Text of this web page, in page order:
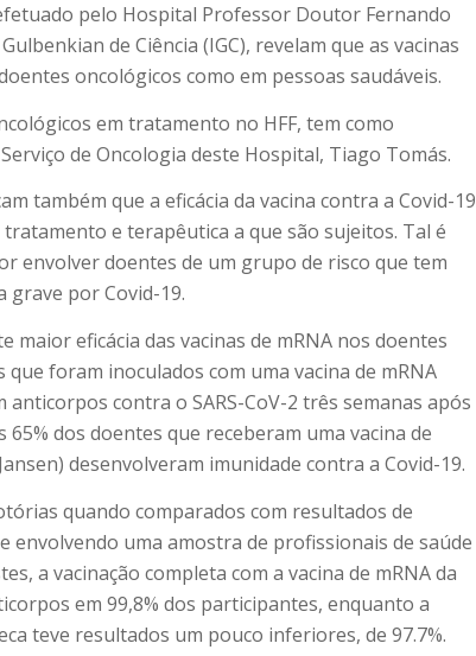
pelo Hospital Professor Doutor Fernando
de Ciência (IGC), revelam que as vacinas
oncológicos como em pessoas saudáveis.
em tratamento no HFF, tem como
de Oncologia deste Hospital, Tiago Tomás.
também que a eficácia da vacina contra a Covid-19
e terapêutica a que são sujeitos. Tal é
envolver doentes de um grupo de risco que tem
grave por Covid-19.
eficácia das vacinas de mRNA nos doentes
foram inoculados com uma vacina de mRNA
contra o SARS-CoV-2 três semanas após
dos doentes que receberam uma vacina de
desenvolveram imunidade contra a Covid-19.
quando comparados com resultados de
envolvendo uma amostra de profissionais de saúde
a vacinação completa com a vacina de mRNA da
em 99,8% dos participantes, enquanto a
teve resultados um pouco inferiores, de 97.7%.